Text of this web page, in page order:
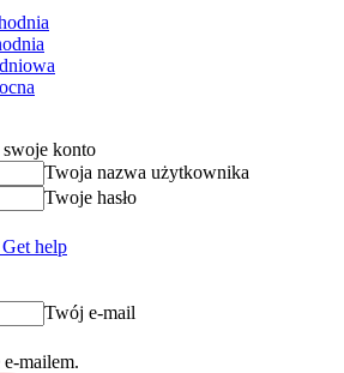
konto
Twoja nazwa użytkownika
Twoje hasło
help
Twój e-mail
e-mailem.